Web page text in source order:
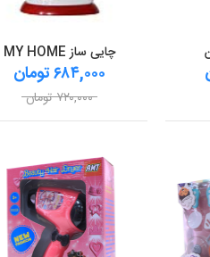
چایی ساز MY HOME
۶۸۴,۰۰۰ تومان
۷۲۰,۰۰۰ تومان